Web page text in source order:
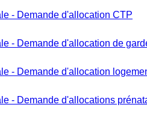
- Demande d'allocation CTP
- Demande d'allocation de
- Demande d'allocation
- Demande d'allocations